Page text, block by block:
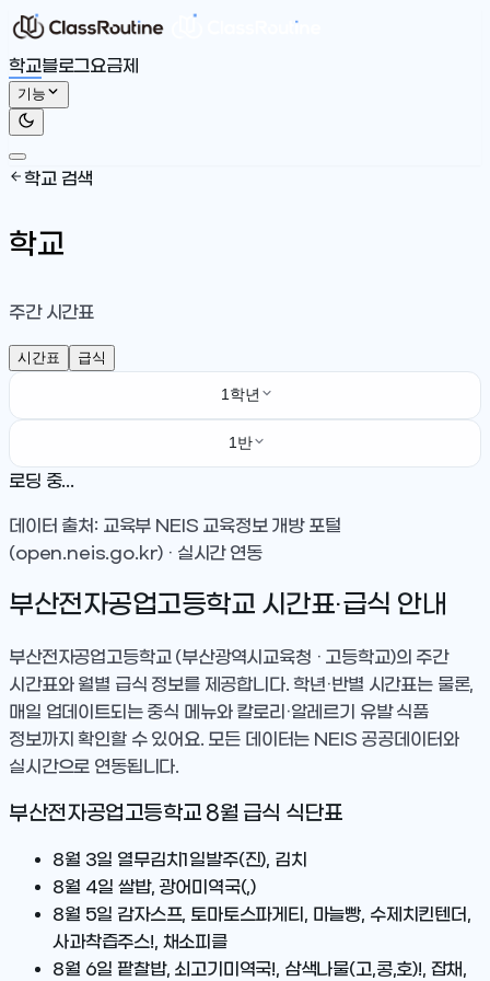
학교블로그요금제
기능
학교 검색
학교
주간 시간표
시간표 급식
1학년
1반
로딩 중...
데이터 출처: 교육부 NEIS 교육정보 개방 포털
(open.neis.go.kr) · 실시간 연동
부산전자공업고등학교 시간표·급식 안내
부산전자공업고등학교(부산광역시교육청 · 고등학교)의 주간
시간표와 월별 급식 정보를 제공합니다. 학년·반별 시간표는 물론,
매일 업데이트되는 중식 메뉴와 칼로리·알레르기 유발 식품
정보까지 확인할 수 있어요. 모든 데이터는 NEIS 공공데이터와
실시간으로 연동됩니다.
부산전자공업고등학교 8월 급식 식단표
8월 3일 열무김치1일발주(진), 김치
8월 4일 쌀밥, 광어미역국(,)
8월 5일 감자스프, 토마토스파게티, 마늘빵, 수제치킨텐더,
사과착즙주스!, 채소피클
8월 6일 팥찰밥, 쇠고기미역국!, 삼색나물(고,콩,호)!, 잡채,